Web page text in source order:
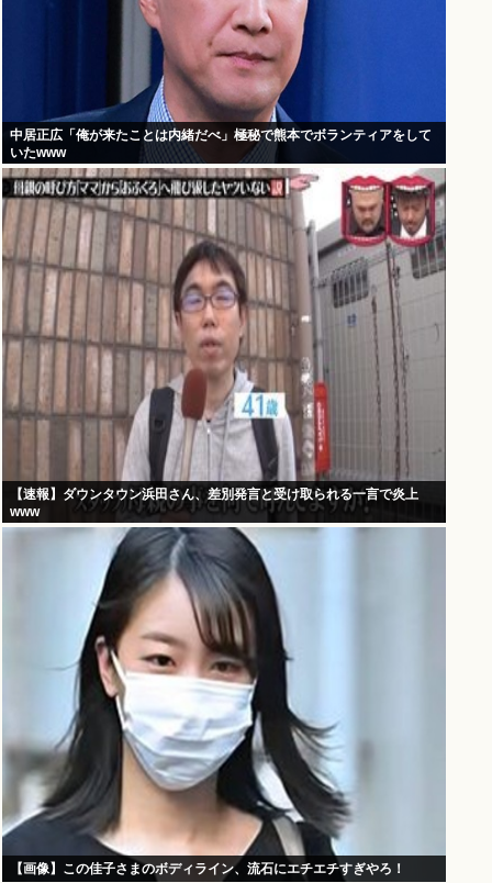
中居正広「俺が来たことは内緒だべ」極秘で熊本でボランティアをして
いたwww
【速報】ダウンタウン浜田さん、差別発言と受け取られる一言で炎上
www
【画像】この佳子さまのボディライン、流石にエチエチすぎやろ！